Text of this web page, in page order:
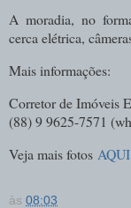
A moradia, no
cerca elétrica,
Mais informações:
Corretor de Imóveis
(88) 9 9625-7571
Veja mais fotos AQUI
às 08:03